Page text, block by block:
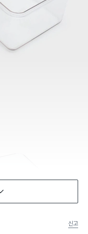
격에 따라 제조되어 식품 또
용기구라는 표시입니다.
신고